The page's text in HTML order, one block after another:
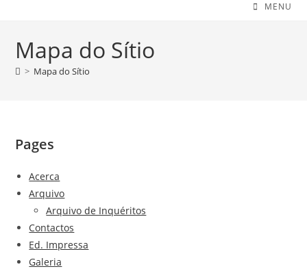
MENU
Mapa do Sítio
> Mapa do Sítio
Pages
Acerca
Arquivo
Arquivo de Inquéritos
Contactos
Ed. Impressa
Galeria